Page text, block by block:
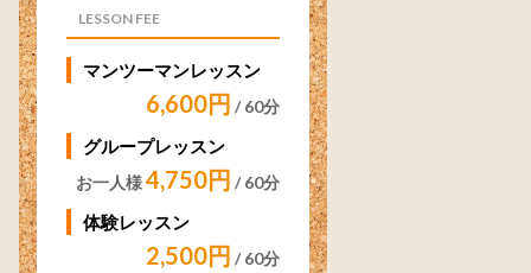
LESSON FEE
マンツーマンレッスン
6,600円 / 60分
グループレッスン
お一人様4,750円 / 60分
体験レッスン
2,500円 / 60分